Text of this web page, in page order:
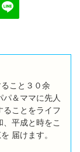
こと３０余
＆ママに先人
ることをライフ
平成と時をこ
届けます。